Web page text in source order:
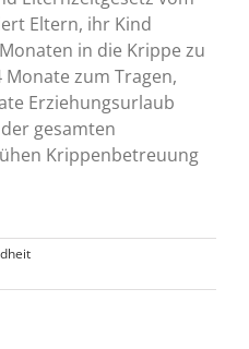
Eltern, ihr Kind
in die Krippe zu
zum Tragen,
Erziehungsurlaub
gesamten
Krippenbetreuung